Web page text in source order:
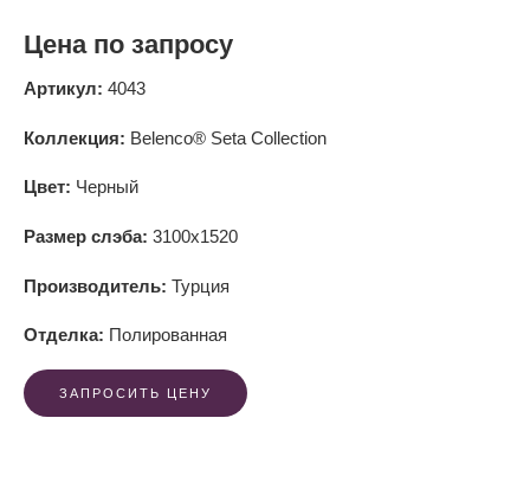
Цена по запросу
Артикул: 4043
Коллекция: Belenco® Seta Collection
Цвет: Черный
Размер слэба: 3100x1520
Производитель: Турция
Отделка: Полированная
ЗАПРОСИТЬ ЦЕНУ